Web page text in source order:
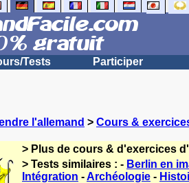
Tests Participer
l'allemand > Cours &
> Plus de cours & d'exercices
> Tests similaires : - Berlin en
Intégration -Archéologie -